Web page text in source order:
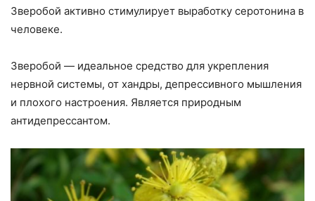
Зверобой активно стимулирует выработку серотонина в
человеке.
Зверобой — идеальное средство для укрепления
нервной системы, от хандры, депрессивного мышления
и плохого настроения. Является природным
антидепрессантом.